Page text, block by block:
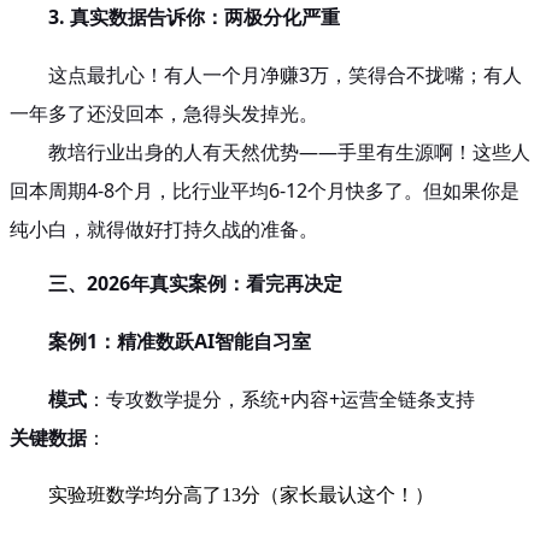
3. 真实数据告诉你：两极分化严重
这点最扎心！有人一个月净赚3万，笑得合不拢嘴；有人
一年多了还没回本，急得头发掉光。
教培行业出身的人有天然优势——手里有生源啊！这些人
回本周期4-8个月，比行业平均6-12个月快多了。但如果你是
纯小白，就得做好打持久战的准备。
三、2026年真实案例：看完再决定
案例1：精准数跃AI智能自习室
模式 ：专攻数学提分，系统+内容+运营全链条支持
关键数据：
实验班数学均分高了13分（家长最认这个！）